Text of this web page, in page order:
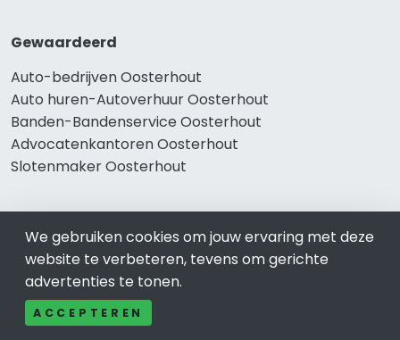
Gewaardeerd
Auto-bedrijven Oosterhout
Auto huren-Autoverhuur Oosterhout
Banden-Bandenservice Oosterhout
Advocatenkantoren Oosterhout
Slotenmaker Oosterhout
Populair
Woningruil Oosterhout
Prive Spa-Sauna Oosterhout
Incassobureau Oosterhout
We gebruiken cookies om jouw ervaring met deze
website te verbeteren, tevens om gerichte
advertenties te tonen.
ACCEPTEREN